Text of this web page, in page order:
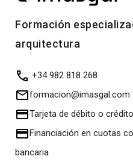
Formación
arquitectura
+34 982 818 268
formacion@imasgal.com
Tarjeta de débito o crédito
Financiación en cuotas
bancaria